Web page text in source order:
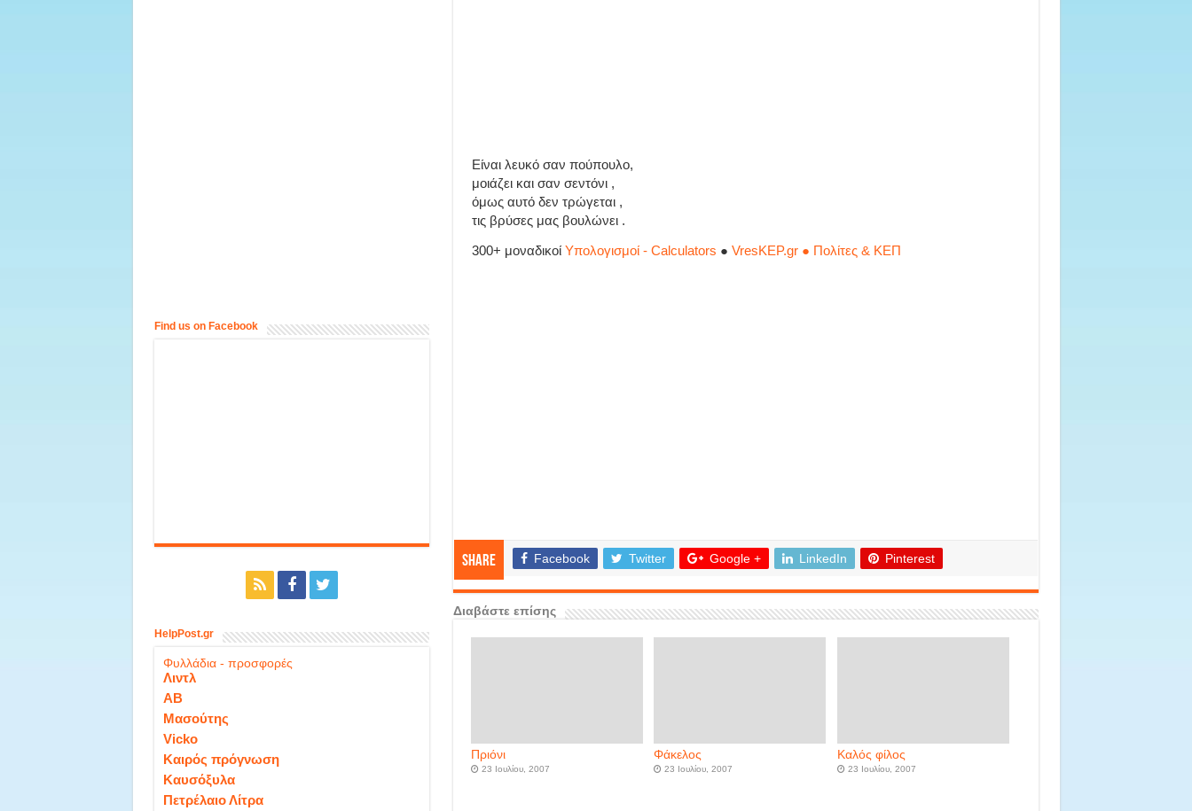
Είναι λευκό σαν πούπουλο,
μοιάζει και σαν σεντόνι ,
όμως αυτό δεν τρώγεται ,
τις βρύσες μας βουλώνει .
300+ μοναδικοί Υπολογισμοί - Calculators ● VresKEP.gr ● Πολίτες & ΚΕΠ
Share Facebook Twitter Google + LinkedIn Pinterest
Διαβάστε επίσης
Πριόνι
23 Ιουλίου, 2007
Φάκελος
23 Ιουλίου, 2007
Καλός φίλος
23 Ιουλίου, 2007
Find us on Facebook
HelpPost.gr
Φυλλάδια - προσφορές
Λιντλ
ΑΒ
Μασούτης
Vicko
Καιρός πρόγνωση
Καυσόξυλα
Πετρέλαιο Λίτρα